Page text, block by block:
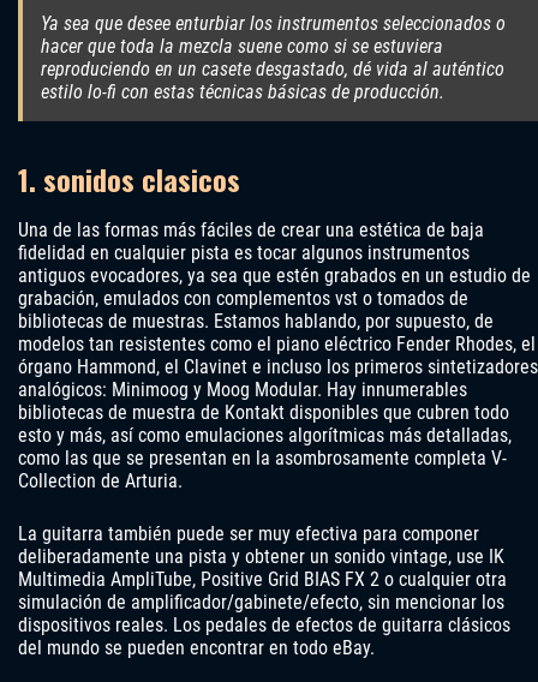
Ya sea que desee enturbiar los instrumentos seleccionados o
hacer que toda la mezcla suene como si se estuviera
reproduciendo en un casete desgastado, dé vida al auténtico
estilo lo-fi con estas técnicas básicas de producción.
1. sonidos clasicos
Una de las formas más fáciles de crear una estética de baja
fidelidad en cualquier pista es tocar algunos instrumentos
antiguos evocadores, ya sea que estén grabados en un estudio de
grabación, emulados con complementos vst o tomados de
bibliotecas de muestras. Estamos hablando, por supuesto, de
modelos tan resistentes como el piano eléctrico Fender Rhodes, el
órgano Hammond, el Clavinet e incluso los primeros sintetizadores
analógicos: Minimoog y Moog Modular. Hay innumerables
bibliotecas de muestra de Kontakt disponibles que cubren todo
esto y más, así como emulaciones algorítmicas más detalladas,
como las que se presentan en la asombrosamente completa V-
Collection de Arturia.
La guitarra también puede ser muy efectiva para componer
deliberadamente una pista y obtener un sonido vintage, use IK
Multimedia AmpliTube, Positive Grid BIAS FX 2 o cualquier otra
simulación de amplificador/gabinete/efecto, sin mencionar los
dispositivos reales. Los pedales de efectos de guitarra clásicos
del mundo se pueden encontrar en todo eBay.